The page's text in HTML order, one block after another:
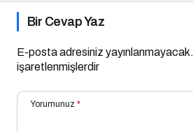
Bir Cevap Yaz
E-posta adresiniz yayınlanmayacak.
işaretlenmişlerdir
Yorumunuz *